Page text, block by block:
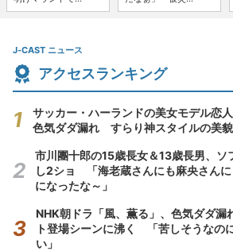
J-CAST ニュース
アクセスランキング
サッカー・ハーランドの美女モデル恋
色気ダダ漏れ すらり神スタイルの美貌
市川團十郎の15歳長女＆13歳長男、ソ
し2ショ 「海老蔵さんにも麻央さんに
になったな～」
NHK朝ドラ「風、薫る」、色気ダダ漏
ト登場シーンに沸く 「苦しそうなの
い」